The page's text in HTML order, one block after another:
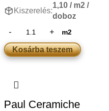
Kiszerelés:
1,10 / m2 /
doboz
m2
Kosárba teszem
Paul Ceramiche